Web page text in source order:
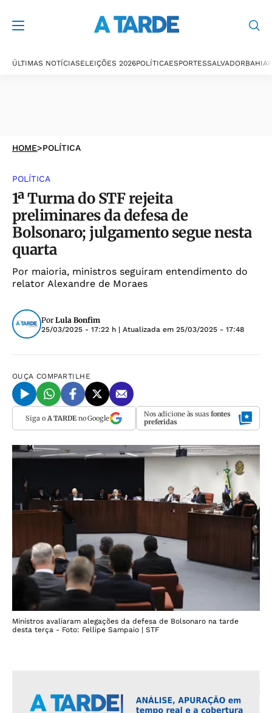
ÚLTIMAS NOTÍCIASELEIÇÕES 2026POLÍTICAESPORTESSALVADORBAHIA
HOME>POLÍTICA
POLÍTICA
1ª Turma do STF rejeita
preliminares da defesa de
Bolsonaro; julgamento segue nesta
quarta
Por maioria, ministros seguiram entendimento do
relator Alexandre de Moraes
Por Lula Bonfim
25/03/2025 - 17:22 h | Atualizada em 25/03/2025 - 17:48
OUÇA COMPARTILHE
Siga o A TARDEno Google Nos adicione às suas fontes
preferidas
Ministros avaliaram alegações da defesa de Bolsonaro na tarde
desta terça - Foto: Fellipe Sampaio | STF